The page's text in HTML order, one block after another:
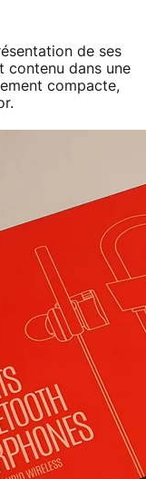
de ses
contenu dans une
compacte,